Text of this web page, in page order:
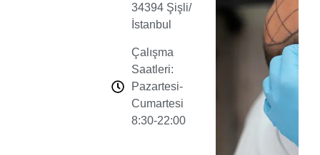
34394 Şişli/
İstanbul
Çalışma
Saatleri:
Pazartesi-
Cumartesi
8:30-22:00